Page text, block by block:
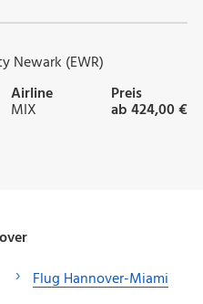
Newark (EWR)
Airline
MIX
Preis
ab 424,00 €
Flug Hannover-Miami